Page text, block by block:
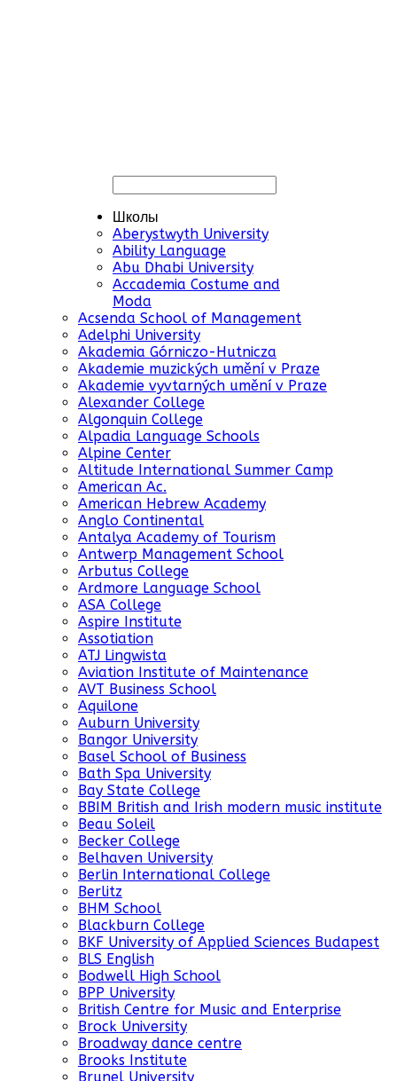
Школы
Aberystwyth University
Ability Language
Abu Dhabi University
Accademia Costume and
Moda
Acsenda School of Management
Adelphi University
Akademia Górniczo-Hutnicza
Akademie muzických umění v Praze
Akademie vyvtarných umění v Praze
Alexander College
Algonquin College
Alpadia Language Schools
Alpine Center
Altitude International Summer Camp
American Ac.
American Hebrew Academy
Anglo Continental
Antalya Academy of Tourism
Antwerp Management School
Arbutus College
Ardmore Language School
ASA College
Aspire Institute
Assotiation
ATJ Lingwista
Aviation Institute of Maintenance
AVT Business School
Aquilone
Auburn University
Bangor University
Basel School of Business
Bath Spa University
Bay State College
BBIM British and Irish modern music institute
Beau Soleil
Becker College
Belhaven University
Berlin International College
Berlitz
BHM School
Blackburn College
BKF University of Applied Sciences Budapest
BLS English
Bodwell High School
BPP University
British Centre for Music and Enterprise
Brock University
Broadway dance centre
Brooks Institute
Brunel University